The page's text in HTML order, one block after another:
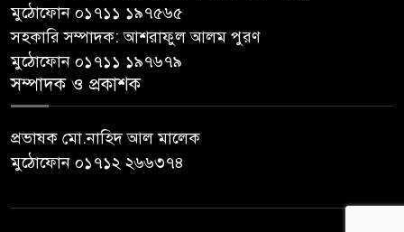
মুঠোফোন ০১৭১১ ১৯৭৫৬৫
সহকারি সম্পাদক: আশরাফুল আলম পুরণ
মুঠোফোন ০১৭১১ ১৯৭৬৭৯
সম্পাদক ও প্রকাশক
প্রভাষক মো.নাহিদ আল মালেক
মুঠোফোন ০১৭১২ ২৬৬৩৭৪